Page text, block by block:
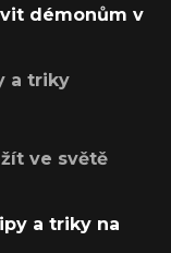
démonům v
a triky
ve světě
a triky na